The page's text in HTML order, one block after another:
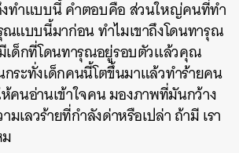
งทำแบบนี้ คำตอบคือ ส่วนใหญ่คนที่ทำ
แบบนี้มาก่อน ทำไมเขาถึงโดนทารุณ
ด็กที่โดนทารุณอยู่รอบตัวแล้วคุณ
กระทั่งเด็กคนนี้โตขึ้นมาแล้วทำร้ายคน
คนอ่านเข้าใจคน มองภาพที่มันกว้าง
มเลวร้ายที่กำลังด่าหรือเปล่า ถ้ามี เรา